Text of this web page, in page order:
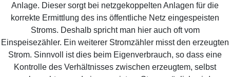
Anlage. Dieser sorgt bei netzgekoppelten Anlagen für die
korrekte Ermittlung des ins öffentliche Netz eingespeisten
Stroms. Deshalb spricht man hier auch oft vom
Einspeisezähler. Ein weiterer Stromzähler misst den erzeugten
Strom. Sinnvoll ist dies beim Eigenverbrauch, so dass eine
Kontrolle des Verhältnisses zwischen erzeugtem, selbst